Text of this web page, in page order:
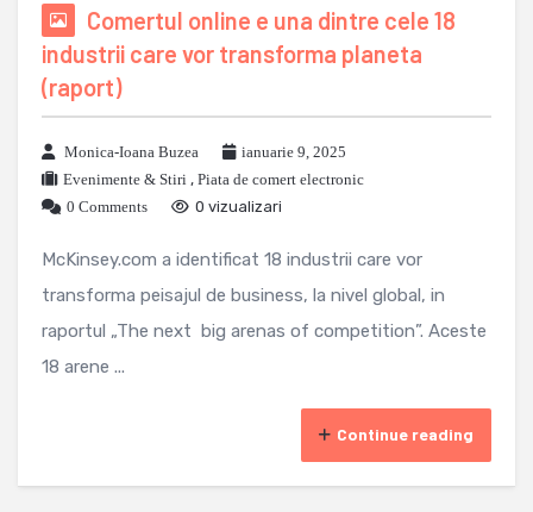
Comertul online e una dintre cele 18
industrii care vor transforma planeta
(raport)
Monica-Ioana Buzea
ianuarie 9, 2025
Evenimente & Stiri , Piata de comert electronic
0 Comments
0 vizualizari
McKinsey.com a identificat 18 industrii care vor
transforma peisajul de business, la nivel global, in
raportul „The next big arenas of competition”. Aceste
18 arene ...
Continue reading